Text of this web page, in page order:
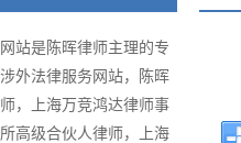
站是陈晖律师主理的专
外法律服务网站，陈晖
，上海万竞鸿达律师事
高级合伙人律师，上海